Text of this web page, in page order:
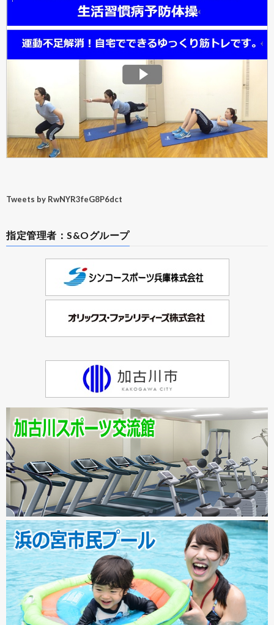
Tweets by RwNYR3feG8P6dct
指定管理者：S&Oグループ